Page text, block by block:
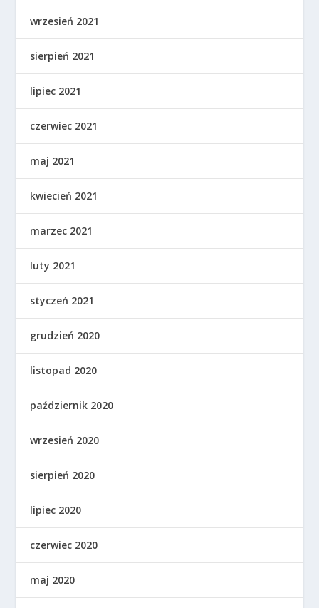
wrzesień 2021
sierpień 2021
lipiec 2021
czerwiec 2021
maj 2021
kwiecień 2021
marzec 2021
luty 2021
styczeń 2021
grudzień 2020
listopad 2020
październik 2020
wrzesień 2020
sierpień 2020
lipiec 2020
czerwiec 2020
maj 2020